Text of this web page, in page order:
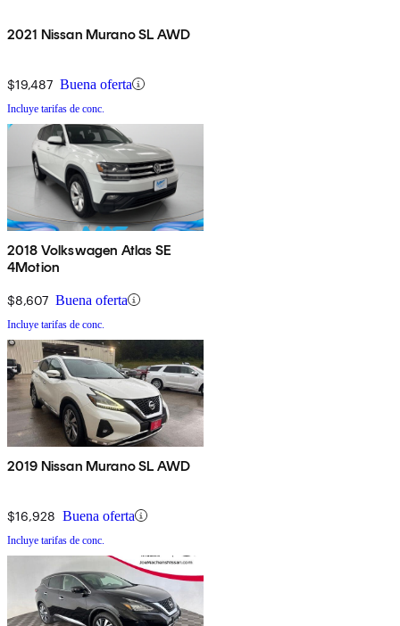
2021 Nissan Murano SL AWD
$19,487 Buena oferta
Incluye tarifas de conc.
2018 Volkswagen Atlas SE
4Motion
$8,607 Buena oferta
Incluye tarifas de conc.
2019 Nissan Murano SL AWD
$16,928 Buena oferta
Incluye tarifas de conc.